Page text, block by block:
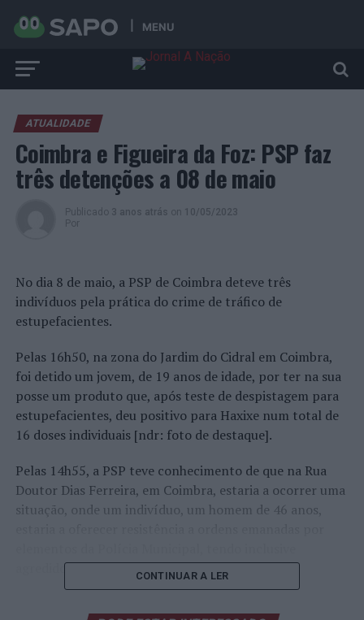
MENU
ATUALIDADE
Coimbra e Figueira da Foz: PSP faz
três detenções a 08 de maio
Publicado 3 anos atrás on 10/05/2023
Por
No dia 8 de maio, a PSP de Coimbra deteve três
indivíduos pela prática do crime de tráfico de
estupefacientes.
Pelas 16h50, na zona do Jardim do Cidral em Coimbra,
foi detido um jovem, de 19 anos de idade, por ter na sua
posse um produto que, após teste de despistagem para
estupefacientes, deu positivo para Haxixe num total de
16 doses individuais [ndr: foto de destaque].
Pelas 14h55, a PSP teve conhecimento de que na Rua
Doutor Dias Ferreira, em Coimbra, estaria a ocorrer uma
situação, onde um indivíduo, um homem de 46 anos,
agredido um.
CONTINUAR A LER